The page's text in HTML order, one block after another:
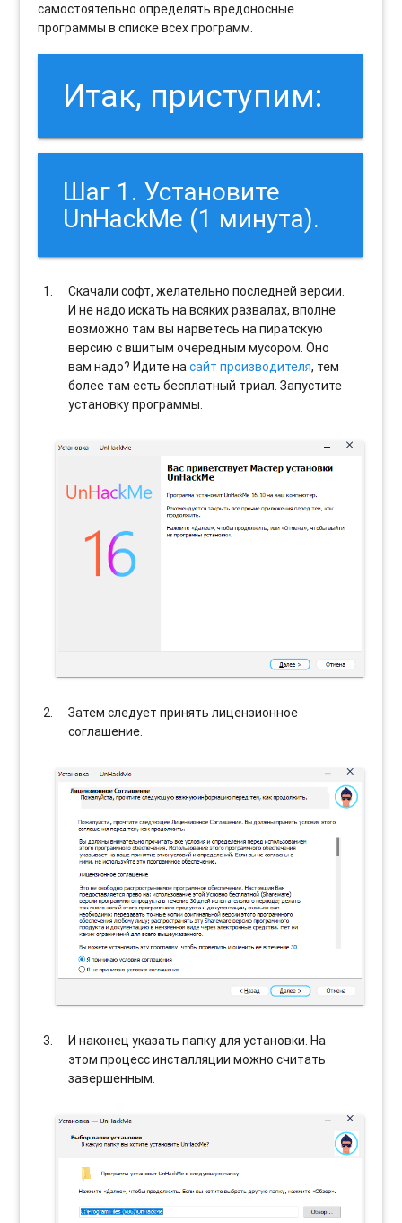
самостоятельно определять вредоносные
программы в списке всех программ.
Итак, приступим:
Шаг 1. Установите
UnHackMe (1 минута).
Скачали софт, желательно последней версии.
И не надо искать на всяких развалах, вполне
возможно там вы нарветесь на пиратскую
версию с вшитым очередным мусором. Оно
вам надо? Идите насайт производителя, тем
более там есть бесплатный триал. Запустите
установку программы.
Затем следует принять лицензионное
соглашение.
И наконец указать папку для установки. На
этом процесс инсталляции можно считать
завершенным.